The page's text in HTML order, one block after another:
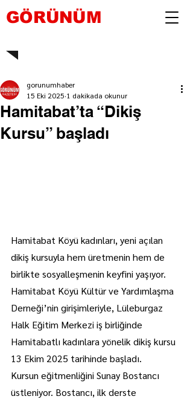
GÖRÜNÜM
Hamitabat’ta “Dikiş
Kursu” başladı
gorunumhaber
15 Eki 2025 1 dakikada okunur
Hamitabat Köyü kadınları, yeni açılan
dikiş kursuyla hem üretmenin hem de
birlikte sosyalleşmenin keyfini yaşıyor.
Hamitabat Köyü Kültür ve Yardımlaşma
Derneği’nin girişimleriyle, Lüleburgaz
Halk Eğitim Merkezi iş birliğinde
Hamitabatlı kadınlara yönelik dikiş kursu
13 Ekim 2025 tarihinde başladı.
Kursun eğitmenliğini Sunay Bostancı
üstleniyor. Bostancı, ilk derste